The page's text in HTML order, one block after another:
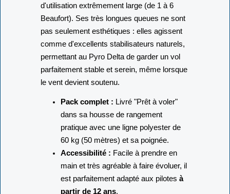
d'utilisation extrêmement large (de 1 à 6
Beaufort). Ses très longues queues ne sont
pas seulement esthétiques : elles agissent
comme d'excellents stabilisateurs naturels,
permettant au Pyro Delta de garder un vol
parfaitement stable et serein, même lorsque
le vent devient soutenu.
Pack complet : Livré "Prêt à voler"
dans sa housse de rangement
pratique avec une ligne polyester de
60 kg (50 mètres) et sa poignée.
Accessibilité : Facile à prendre en
main et très agréable à faire évoluer, il
est parfaitement adapté aux pilotes à
partir de 12 ans.